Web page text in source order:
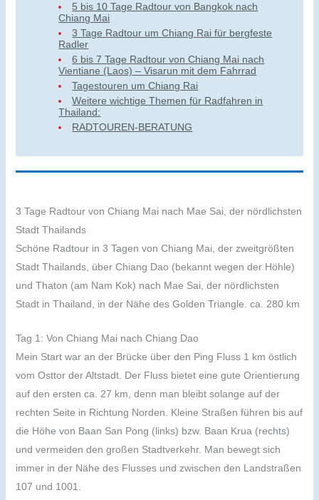
5 bis 10 Tage Radtour von Bangkok nach
Chiang Mai
3 Tage Radtour um Chiang Rai für bergfeste
Radler
6 bis 7 Tage Radtour von Chiang Mai nach
Vientiane (Laos) – Visarun mit dem Fahrrad
Tagestouren um Chiang Rai
Weitere wichtige Themen für Radfahren in
Thailand:
RADTOUREN-BERATUNG
3 Tage Radtour von Chiang Mai nach Mae Sai, der nördlichsten
Stadt Thailands
Schöne Radtour in 3 Tagen von Chiang Mai, der zweitgrößten
Stadt Thailands, über Chiang Dao (bekannt wegen der Höhle)
und Thaton (am Nam Kok) nach Mae Sai, der nördlichsten
Stadt in Thailand, in der Nähe des Golden Triangle. ca. 280 km
Tag 1: Von Chiang Mai nach Chiang Dao
Mein Start war an der Brücke über den Ping Fluss 1 km östlich
vom Osttor der Altstadt. Der Fluss bietet eine gute Orientierung
auf den ersten ca. 27 km, denn man bleibt solange auf der
rechten Seite in Richtung Norden. Kleine Straßen führen bis auf
die Höhe von Baan San Pong (links) bzw. Baan Krua (rechts)
und vermeiden den großen Stadtverkehr. Man bewegt sich
immer in der Nähe des Flusses und zwischen den Landstraßen
107 und 1001.